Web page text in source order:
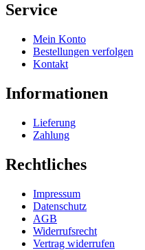
Service
Mein Konto
Bestellungen verfolgen
Kontakt
Informationen
Lieferung
Zahlung
Rechtliches
Impressum
Datenschutz
AGB
Widerrufsrecht
Vertrag widerrufen